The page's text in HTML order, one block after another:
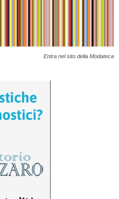
Entra nel sito della Modateca